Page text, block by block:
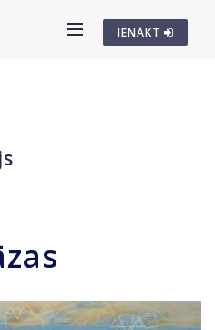
IENĀKT